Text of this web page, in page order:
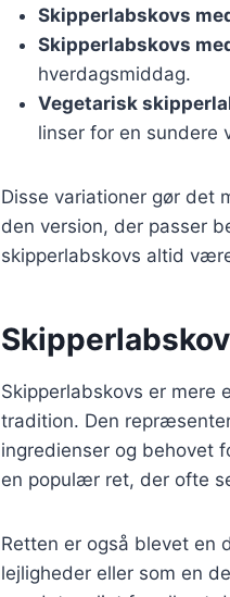
Skipperlabskovs
Skipperlabskovs
hverdagsmiddag.
Vegetarisk
linser for en sundere
Disse variationer gør det
den version, der passer
skipperlabskovs altid
Skipperlabskovs er mere
tradition. Den
ingredienser og behovet
en populær ret, der ofte
Retten er også blevet en
lejligheder eller som en